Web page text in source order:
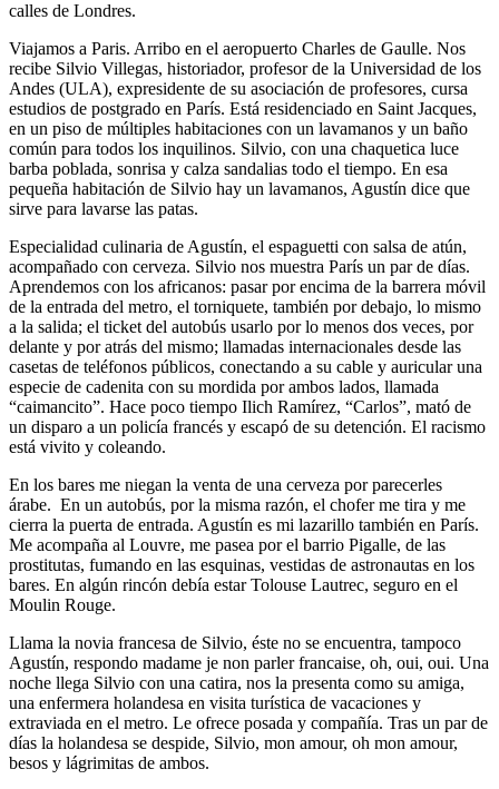
calles de Londres.
Viajamos a Paris. Arribo en el aeropuerto Charles de Gaulle. Nos
recibe Silvio Villegas, historiador, profesor de la Universidad de los
Andes (ULA), expresidente de su asociación de profesores, cursa
estudios de postgrado en París. Está residenciado en Saint Jacques,
en un piso de múltiples habitaciones con un lavamanos y un baño
común para todos los inquilinos. Silvio, con una chaquetica luce
barba poblada, sonrisa y calza sandalias todo el tiempo. En esa
pequeña habitación de Silvio hay un lavamanos, Agustín dice que
sirve para lavarse las patas.
Especialidad culinaria de Agustín, el espaguetti con salsa de atún,
acompañado con cerveza. Silvio nos muestra París un par de días.
Aprendemos con los africanos: pasar por encima de la barrera móvil
de la entrada del metro, el torniquete, también por debajo, lo mismo
a la salida; el ticket del autobús usarlo por lo menos dos veces, por
delante y por atrás del mismo; llamadas internacionales desde las
casetas de teléfonos públicos, conectando a su cable y auricular una
especie de cadenita con su mordida por ambos lados, llamada
“caimancito”. Hace poco tiempo Ilich Ramírez, “Carlos”, mató de
un disparo a un policía francés y escapó de su detención. El racismo
está vivito y coleando.
En los bares me niegan la venta de una cerveza por parecerles
árabe. En un autobús, por la misma razón, el chofer me tira y me
cierra la puerta de entrada. Agustín es mi lazarillo también en París.
Me acompaña al Louvre, me pasea por el barrio Pigalle, de las
prostitutas, fumando en las esquinas, vestidas de astronautas en los
bares. En algún rincón debía estar Tolouse Lautrec, seguro en el
Moulin Rouge.
Llama la novia francesa de Silvio, éste no se encuentra, tampoco
Agustín, respondo madame je non parler francaise, oh, oui, oui. Una
noche llega Silvio con una catira, nos la presenta como su amiga,
una enfermera holandesa en visita turística de vacaciones y
extraviada en el metro. Le ofrece posada y compañía. Tras un par de
días la holandesa se despide, Silvio, mon amour, oh mon amour,
besos y lágrimitas de ambos.